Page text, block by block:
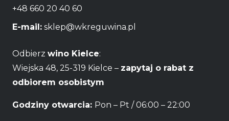
+48 660 20 40 60
E-mail: sklep@wkreguwina.pl
Odbierz wino Kielce:
Wiejska 48, 25-319 Kielce – zapytaj o rabat z
odbiorem osobistym
Godziny otwarcia: Pon – Pt / 06:00 – 22:00